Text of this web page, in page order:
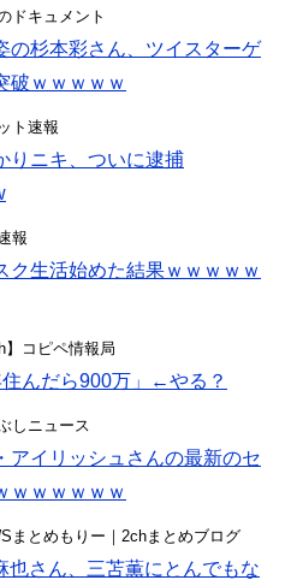
ドキュメント
の杉本彩さん、ツイスターゲ
破ｗｗｗｗｗ
ト速報
りニキ、ついに逮捕
報
ク生活始めた結果ｗｗｗｗｗ
】コピペ情報局
住んだら900万」←やる？
しニュース
アイリッシュさんの最新のセ
ｗｗｗｗｗｗ
まとめもりー｜2chまとめブログ
也さん、三苫薫にとんでもな